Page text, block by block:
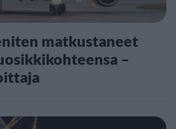
matkustaneet
–